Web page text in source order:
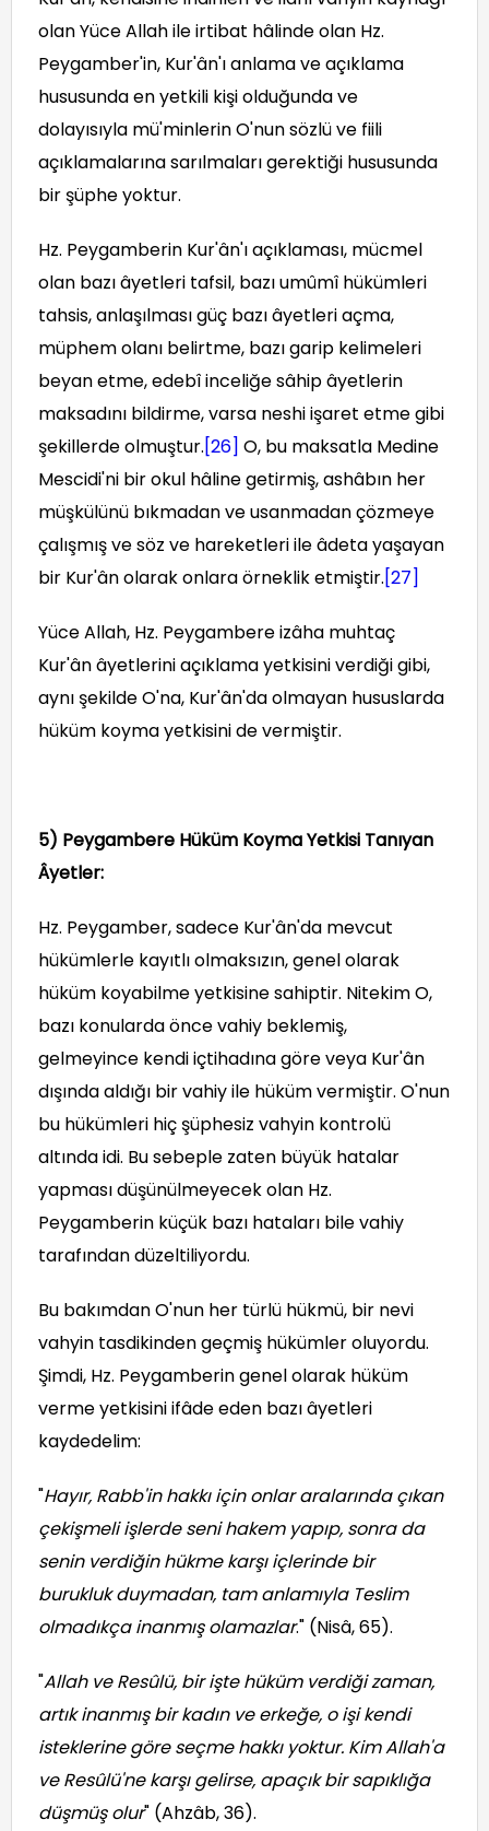
olan Yüce Allah ile irtibat hâlinde olan Hz.
Peygamber'in, Kur'ân'ı anlama ve açıklama
hususunda en yetkili kişi olduğunda ve
dolayısıyla mü'minlerin O'nun sözlü ve fiili
açıklamalarına sarılmaları gerektiği hususunda
bir şüphe yoktur.
Hz. Peygamberin Kur'ân'ı açıklaması, mücmel
olan bazı âyetleri tafsil, bazı umûmî hükümleri
tahsis, anlaşılması güç bazı âyetleri açma,
müphem olanı belirtme, bazı garip kelimeleri
beyan etme, edebî inceliğe sâhip âyetlerin
maksadını bildirme, varsa neshi işaret etme gibi
şekillerde olmuştur.[26] O, bu maksatla Medine
Mescidi'ni bir okul hâline getirmiş, ashâbın her
müşkülünü bıkmadan ve usanmadan çözmeye
çalışmış ve söz ve hareketleri ile âdeta yaşayan
bir Kur'ân olarak onlara örneklik etmiştir.[27]
Yüce Allah, Hz. Peygambere izâha muhtaç
Kur'ân âyetlerini açıklama yetkisini verdiği gibi,
aynı şekilde O'na, Kur'ân'da olmayan hususlarda
hüküm koyma yetkisini de vermiştir.
5) Peygambere Hüküm Koyma Yetkisi Tanıyan
Âyetler:
Hz. Peygamber, sadece Kur'ân'da mevcut
hükümlerle kayıtlı olmaksızın, genel olarak
hüküm koyabilme yetkisine sahiptir. Nitekim O,
bazı konularda önce vahiy beklemiş,
gelmeyince kendi içtihadına göre veya Kur'ân
dışında aldığı bir vahiy ile hüküm vermiştir. O'nun
bu hükümleri hiç şüphesiz vahyin kontrolü
altında idi. Bu sebeple zaten büyük hatalar
yapması düşünülmeyecek olan Hz.
Peygamberin küçük bazı hataları bile vahiy
tarafından düzeltiliyordu.
Bu bakımdan O'nun her türlü hükmü, bir nevi
vahyin tasdikinden geçmiş hükümler oluyordu.
Şimdi, Hz. Peygamberin genel olarak hüküm
verme yetkisini ifâde eden bazı âyetleri
kaydedelim:
"Hayır, Rabb'in hakkı için onlar aralarında çıkan
çekişmeli işlerde seni hakem yapıp, sonra da
senin verdiğin hükme karşı içlerinde bir
burukluk duymadan, tam anlamıyla Teslim
olmadıkça inanmış olamazlar." (Nisâ, 65).
"Allah ve Resûlü, bir işte hüküm verdiği zaman,
artık inanmış bir kadın ve erkeğe, o işi kendi
isteklerine göre seçme hakkı yoktur. Kim Allah'a
ve Resûlü'ne karşı gelirse, apaçık bir sapıklığa
düşmüş olur" (Ahzâb, 36).